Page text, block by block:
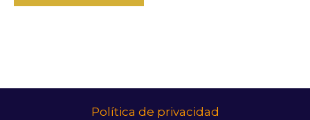
Política de privacidad